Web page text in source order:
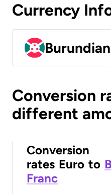
Currency
Conversion
different
Conversion
rates Euro to
Franc